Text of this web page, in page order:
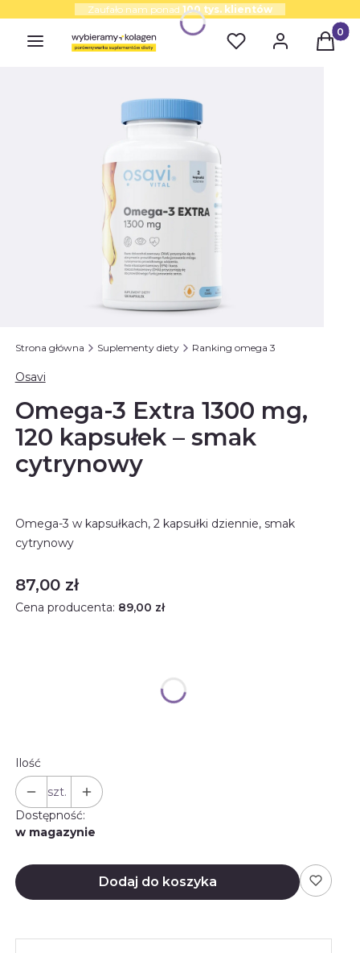
Zaufało nam ponad 100 tys. klientów
Strona główna Suplementy diety Ranking omega 3
Osavi
Omega-3 Extra 1300 mg,
120 kapsułek – smak
cytrynowy
Omega-3 w kapsułkach, 2 kapsułki dziennie, smak
cytrynowy
Cena
87,00 zł
Cena producenta: 89,00 zł
Ilość
szt.
Dostępność:
w magazynie
Dodaj do koszyka